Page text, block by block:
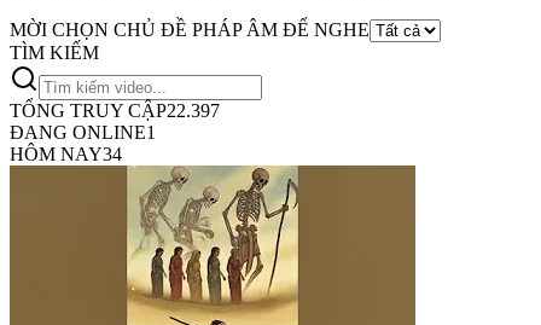
MỜI CHỌN CHỦ ĐỀ PHÁP ÂM ĐỂ NGHE
TÌM KIẾM
TỔNG TRUY CẬP22.397
ĐANG ONLINE1
HÔM NAY34